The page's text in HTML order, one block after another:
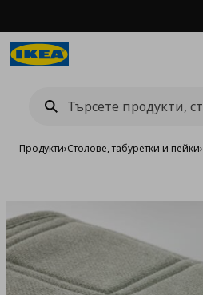
Продукти›Столове, табуретки и пейки›